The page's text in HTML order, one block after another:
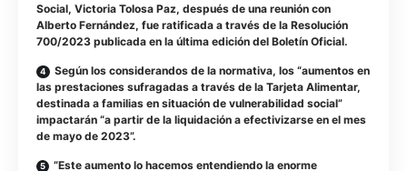
Social, Victoria Tolosa Paz, después de una reunión con
Alberto Fernández, fue ratificada a través de la Resolución
700/2023 publicada en la última edición del Boletín Oficial.
Según los considerandos de la normativa, los “aumentos en
las prestaciones sufragadas a través de la Tarjeta Alimentar,
destinada a familias en situación de vulnerabilidad social”
impactarán “a partir de la liquidación a efectivizarse en el mes
de mayo de 2023”.
“Este aumento lo hacemos entendiendo la enorme